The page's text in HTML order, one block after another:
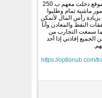
أود أن أسأل على موقع دخلت معهم ب 250
ماشية تمام وطلبوا
رأس المال لأتمكن
النفط والمعادن وأنا
ما سمعت التجارب من
الجميع إفادتي إذا أحد
https://optionub.com/